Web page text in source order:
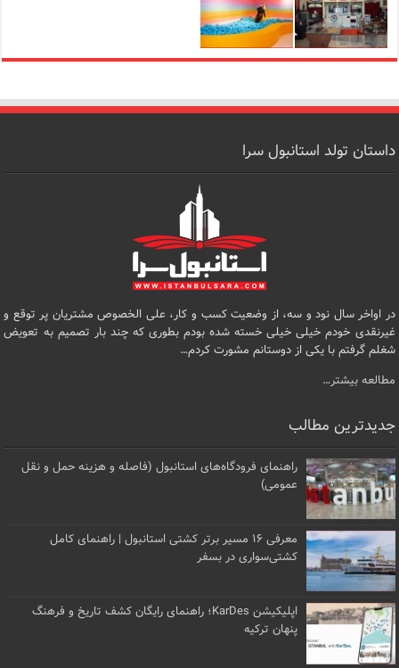
داستان تولد استانبول سرا
در اواخر سال نود و سه، از وضعیت کسب و کار، علی الخصوص مشتریان پر توقع و
غیرنقدی خودم خیلی خیلی خسته شده بودم بطوری که چند بار تصمیم به تعویض
شغلم گرفتم با یکی از دوستانم مشورت کردم…
مطالعه بیشتر…
جدیدترین مطالب
راهنمای فرودگاه‌های استانبول (فاصله و هزینه حمل و نقل
عمومی)
معرفی ۱۶ مسیر برتر کشتی استانبول | راهنمای کامل
کشتی‌سواری در بسفر
اپلیکیشن KarDes؛ راهنمای رایگان کشف تاریخ و فرهنگ
پنهان ترکیه